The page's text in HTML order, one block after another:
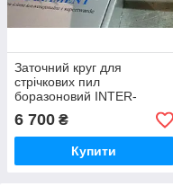
Заточний круг для
стрічкових пил
боразоновий INTER-
DIAMENT® 203х32 10/30
6 700 ₴
Купити